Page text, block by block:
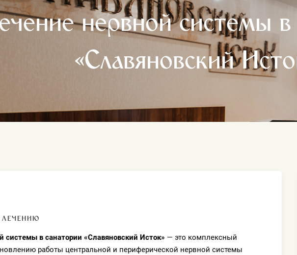
нервной системы в
«Славяновский
системы в санатории «Славяновский Исток» — это комплексный
работы центральной и периферической нервной системы